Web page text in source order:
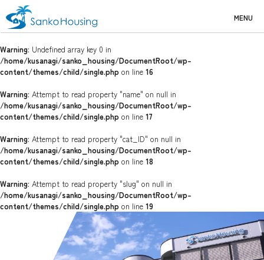
MENU
Warning: Undefined array key 0 in
/home/kusanagi/sanko_housing/DocumentRoot/wp-
content/themes/child/single.php on line 16
Warning: Attempt to read property "name" on null in
/home/kusanagi/sanko_housing/DocumentRoot/wp-
content/themes/child/single.php on line 17
Warning: Attempt to read property "cat_ID" on null in
/home/kusanagi/sanko_housing/DocumentRoot/wp-
content/themes/child/single.php on line 18
Warning: Attempt to read property "slug" on null in
/home/kusanagi/sanko_housing/DocumentRoot/wp-
content/themes/child/single.php on line 19